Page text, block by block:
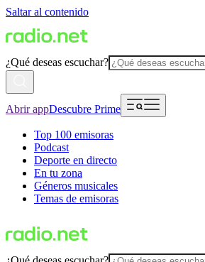
Saltar al contenido
¿Qué deseas escuchar?
Abrir appDescubre Prime
Top 100 emisoras
Podcast
Deporte en directo
En tu zona
Géneros musicales
Temas de emisoras